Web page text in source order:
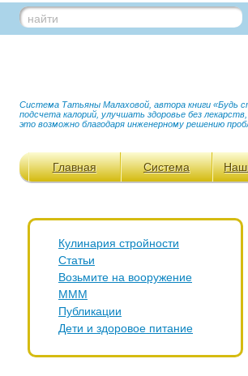
найти
Система Татьяны Малаховой, автора книги «Будь
подсчета калорий, улучшать здоровье без
это возможно благодаря инженерному решению
Главная Система
Кулинария стройности
Статьи
Возьмите на вооружение
МММ
Публикации
Дети и здоровое питание